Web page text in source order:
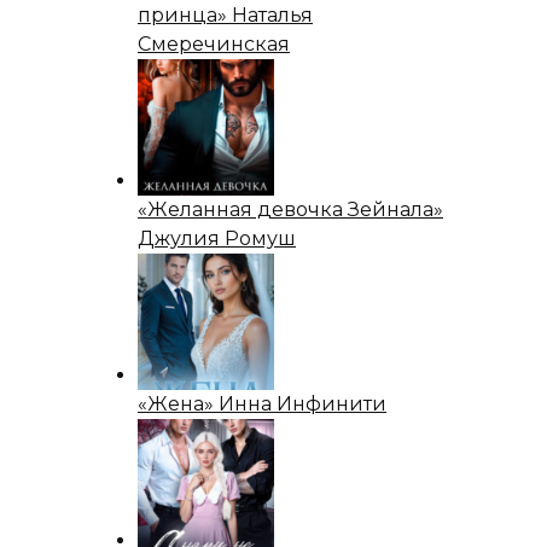
принца» Наталья
Смеречинская
«Желанная девочка Зейнала»
Джулия Ромуш
«Жена» Инна Инфинити